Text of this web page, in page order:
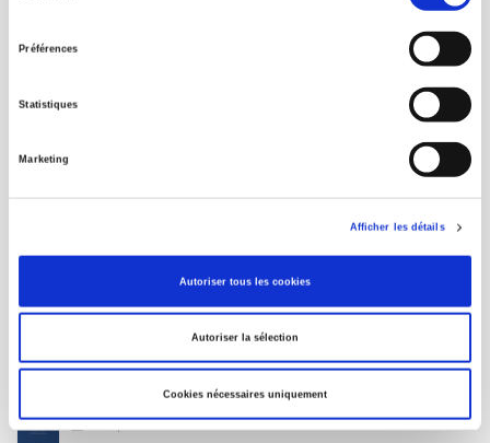
Préférences
Statistiques
Marketing
Afficher les détails
Autoriser tous les cookies
Autoriser la sélection
Cookies nécessaires uniquement
Maison d'édition dédiée aux sciences humaines et sociales, les
Presses de Sciences Po participent depuis leur création en 1976
à la transmission des savoirs et des idées
FOREIGN RIGHTS
POUR LES LIBRAIRES
MON COMPTE
La France et l'Union européenne
4 sept. 2026